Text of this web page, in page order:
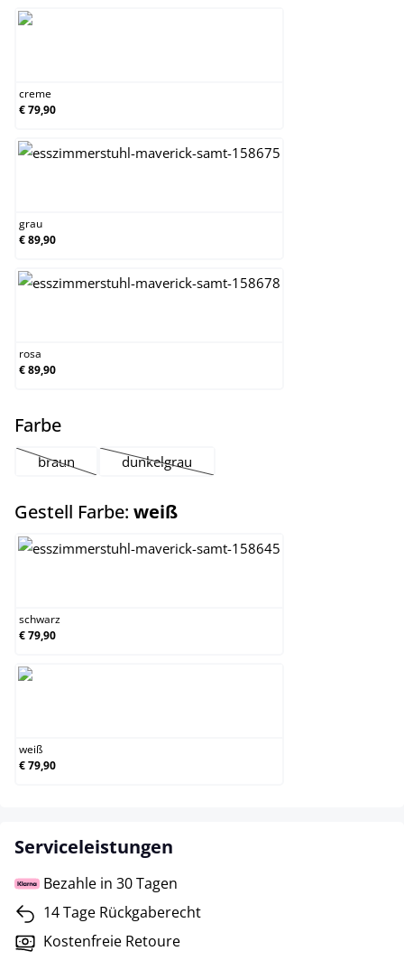
creme
€ 79,90
grau
€ 89,90
rosa
€ 89,90
Farbeauswählen
braun
(Diese Option ist zurzeit nicht verfügbar.)
dunkelgrau
(Diese Option ist zurzeit nicht verfügbar.)
Gestell Farbe: weißauswählen
schwarz
€ 79,90
weiß
€ 79,90
Serviceleistungen
Bezahle in 30 Tagen
14 Tage Rückgaberecht
Kostenfreie Retoure